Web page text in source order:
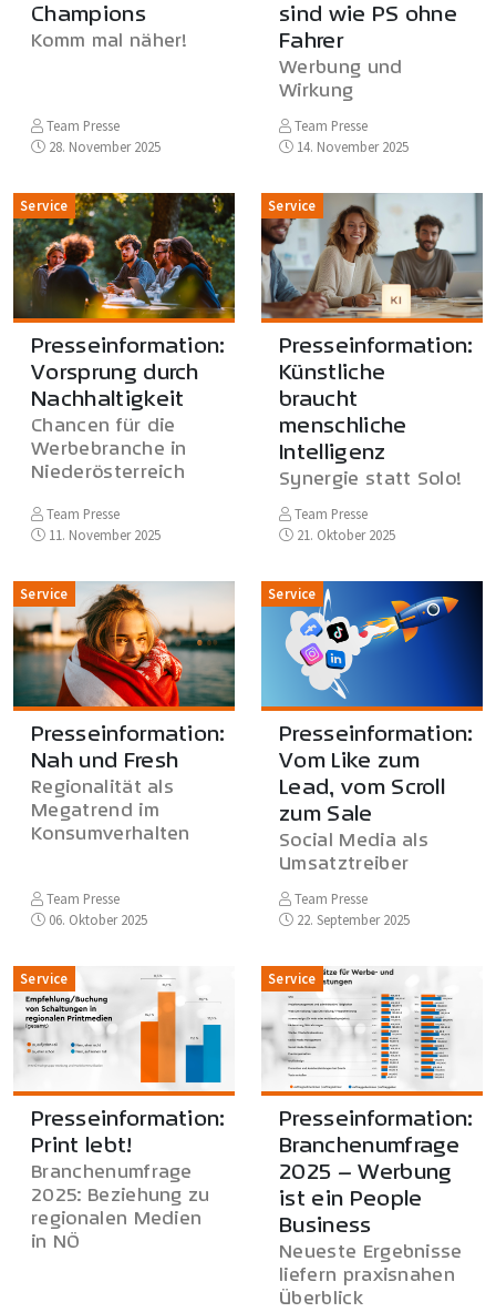
Champions
Komm mal näher!
Team Presse
28. November 2025
sind wie PS ohne
Fahrer
Werbung und
Wirkung
Team Presse
14. November 2025
Service
Presseinformation:
Vorsprung durch
Nachhaltigkeit
Chancen für die
Werbebranche in
Niederösterreich
Team Presse
11. November 2025
Service
Presseinformation:
Künstliche
braucht
menschliche
Intelligenz
Synergie statt Solo!
Team Presse
21. Oktober 2025
Service
Presseinformation:
Nah und Fresh
Regionalität als
Megatrend im
Konsumverhalten
Team Presse
06. Oktober 2025
Service
Presseinformation:
Vom Like zum
Lead, vom Scroll
zum Sale
Social Media als
Umsatztreiber
Team Presse
22. September 2025
Service
Presseinformation:
Print lebt!
Branchenumfrage
2025: Beziehung zu
regionalen Medien
in NÖ
Service
Presseinformation:
Branchenumfrage
2025 – Werbung
ist ein People
Business
Neueste Ergebnisse
liefern praxisnahen
Überblick